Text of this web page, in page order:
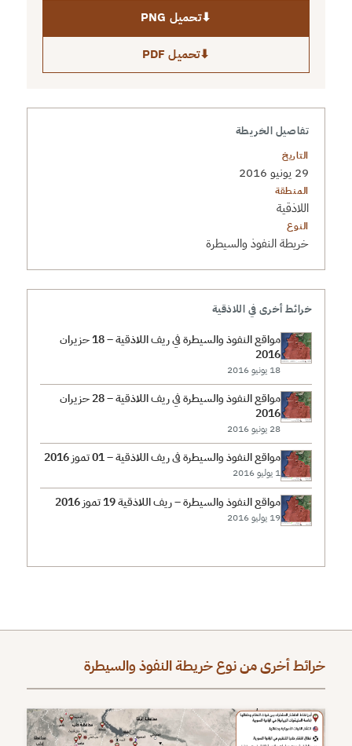
⬇تحميل PNG
⬇تحميل PDF
تفاصيل الخريطة
التاريخ
29 يونيو 2016
المنطقة
اللاذقية
النوع
خريطة النفوذ والسيطرة
خرائط أخرى في اللاذقية
مواقع النفوذ والسيطرة في ريف اللاذقية – 18 حزيران
2016
18 يونيو 2016
مواقع النفوذ والسيطرة في ريف اللاذقية – 28 حزيران
2016
28 يونيو 2016
مواقع النفوذ والسيطرة في ريف اللاذقية – 01 تموز 2016
1 يوليو 2016
مواقع النفوذ والسيطرة – ريف اللاذقية 19 تموز 2016
19 يوليو 2016
خرائط أخرى من نوع خريطة النفوذ والسيطرة